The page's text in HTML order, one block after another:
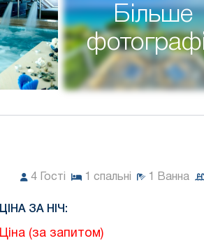
Більше
4 Гості 1 спальні 1 Ванна
ЦІНА ЗА НІЧ:
Ціна (за запитом)